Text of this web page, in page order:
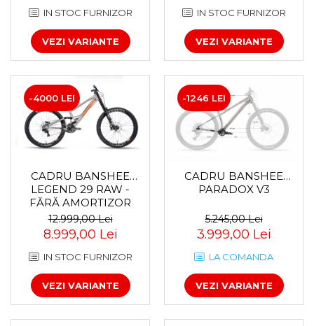
Pipe
Roți spate
Accesorii roți
Roți față
Schimbătoare
Schimbătoare față
Piese schimbătoare
Tije telescopice
Piese tije sa
Tije fixe
Tubeless și soluții anti-pană
IN STOC FURNIZOR
VEZI VARIANTE
IN STOC FURNIZOR
VEZI VARIANTE
-4000 LEI
CADRU BANSHEE
LEGEND 29 RAW -
FĂRĂ AMORTIZOR
SPATE
12.999,00 Lei
8.999,00 Lei
IN STOC FURNIZOR
VEZI VARIANTE
-1246 LEI
CADRU BANSHEE
PARADOX V3
5.245,00 Lei
3.999,00 Lei
LA COMANDA
VEZI VARIANTE